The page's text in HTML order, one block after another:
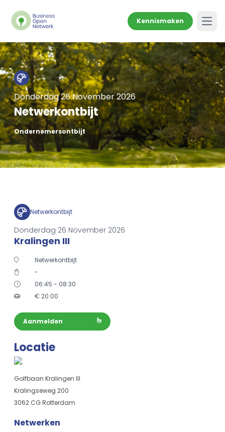
Kennismaken
Donderdag 26 November 2026
Netwerkontbijt
Ondernemersontbijt
Netwerkontbijt
Donderdag 26 November 2026
Kralingen III
Netwerkontbijt
-
06:45 - 08:30
€ 20.00
Aanmelden
Locatie
Golfbaan Kralingen III
Kralingseweg 200
3062 CG Rotterdam
Netwerken